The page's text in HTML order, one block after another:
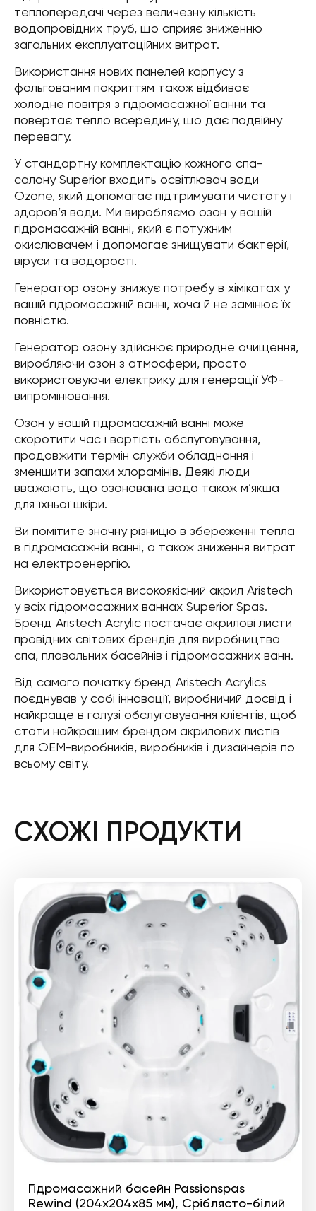
теплопередачі через величезну кількість
водопровідних труб, що сприяє зниженню
загальних експлуатаційних витрат.
Використання нових панелей корпусу з
фольгованим покриттям також відбиває
холодне повітря з гідромасажної ванни та
повертає тепло всередину, що дає подвійну
перевагу.
У стандартну комплектацію кожного спа-
салону Superior входить освітлювач води
Ozone, який допомагає підтримувати чистоту і
здоров’я води. Ми виробляємо озон у вашій
гідромасажній ванні, який є потужним
окислювачем і допомагає знищувати бактерії,
віруси та водорості.
Генератор озону знижує потребу в хімікатах у
вашій гідромасажній ванні, хоча й не замінює їх
повністю.
Генератор озону здійснює природне очищення,
виробляючи озон з атмосфери, просто
використовуючи електрику для генерації УФ-
випромінювання.
Озон у вашій гідромасажній ванні може
скоротити час і вартість обслуговування,
продовжити термін служби обладнання і
зменшити запахи хлорамінів. Деякі люди
вважають, що озонована вода також м’якша
для їхньої шкіри.
Ви помітите значну різницю в збереженні тепла
в гідромасажній ванні, а також зниження витрат
на електроенергію.
Використовується високоякісний акрил Aristech
у всіх гідромасажних ваннах Superior Spas.
Бренд Aristech Acrylic постачає акрилові листи
провідних світових брендів для виробництва
спа, плавальних басейнів і гідромасажних ванн.
Від самого початку бренд Aristech Acrylics
поєднував у собі інновації, виробничий досвід і
найкраще в галузі обслуговування клієнтів, щоб
стати найкращим брендом акрилових листів
для OEM-виробників, виробників і дизайнерів по
всьому світу.
СХОЖІ ПРОДУКТИ
Гідромасажний басейн Passionspas
Rewind (204х204х85 мм), Сріблясто-білий